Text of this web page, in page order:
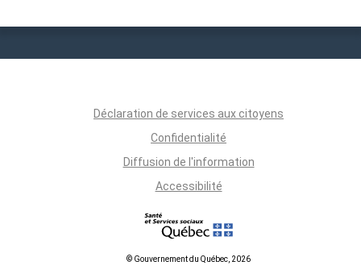
Déclaration de services aux citoyens
Confidentialité
Diffusion de l'information
Accessibilité
© Gouvernement du Québec, 2026